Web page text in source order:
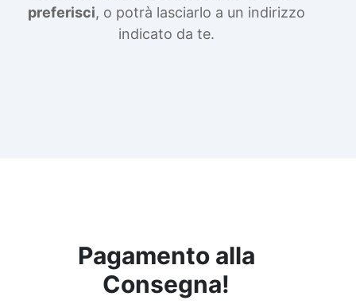
preferisci, o potrà lasciarlo a un indirizzo
indicato da te.
Pagamento alla
Consegna!